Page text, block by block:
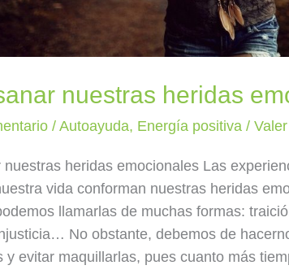
nuestras heridas
/Autoayuda, Energía positiva /
nuestras heridas emocionales Las
vida conforman nuestras heridas
llamarlas de muchas formas:
No obstante, debemos de
y evitar maquillarlas, pues cuanto más